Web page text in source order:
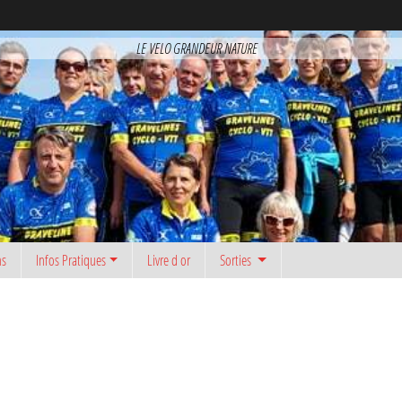
LE VELO GRANDEUR NATURE
Infos Pratiques Livre d or Sorties